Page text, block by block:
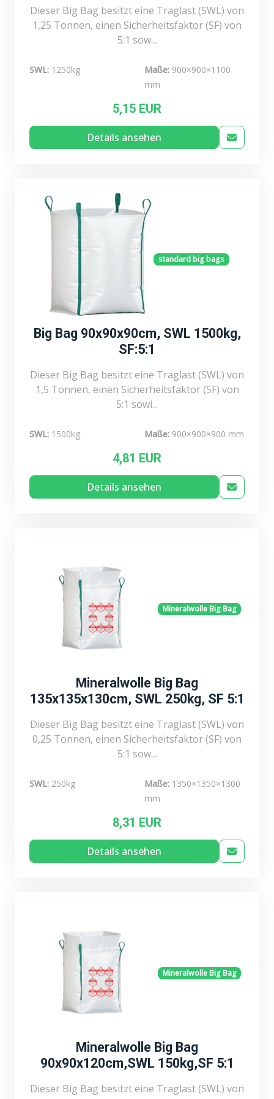
Dieser Big Bag besitzt eine Traglast (SWL) von
1,25 Tonnen, einen Sicherheitsfaktor (SF) von
5:1 sow...
SWL: 1250kg Maße: 900×900×1100
mm
5,15 EUR
Details ansehen
standard big bags
Big Bag 90x90x90cm, SWL 1500kg,
SF:5:1
Dieser Big Bag besitzt eine Traglast (SWL) von
1,5 Tonnen, einen Sicherheitsfaktor (SF) von
5:1 sowi...
SWL: 1500kg Maße: 900×900×900 mm
4,81 EUR
Details ansehen
Mineralwolle Big Bag
Mineralwolle Big Bag
135x135x130cm, SWL 250kg, SF 5:1
Dieser Big Bag besitzt eine Traglast (SWL) von
0,25 Tonnen, einen Sicherheitsfaktor (SF) von
5:1 sow...
SWL: 250kg Maße: 1350×1350×1300
mm
8,31 EUR
Details ansehen
Mineralwolle Big Bag
Mineralwolle Big Bag
90x90x120cm,SWL 150kg,SF 5:1
Dieser Big Bag besitzt eine Traglast (SWL) von